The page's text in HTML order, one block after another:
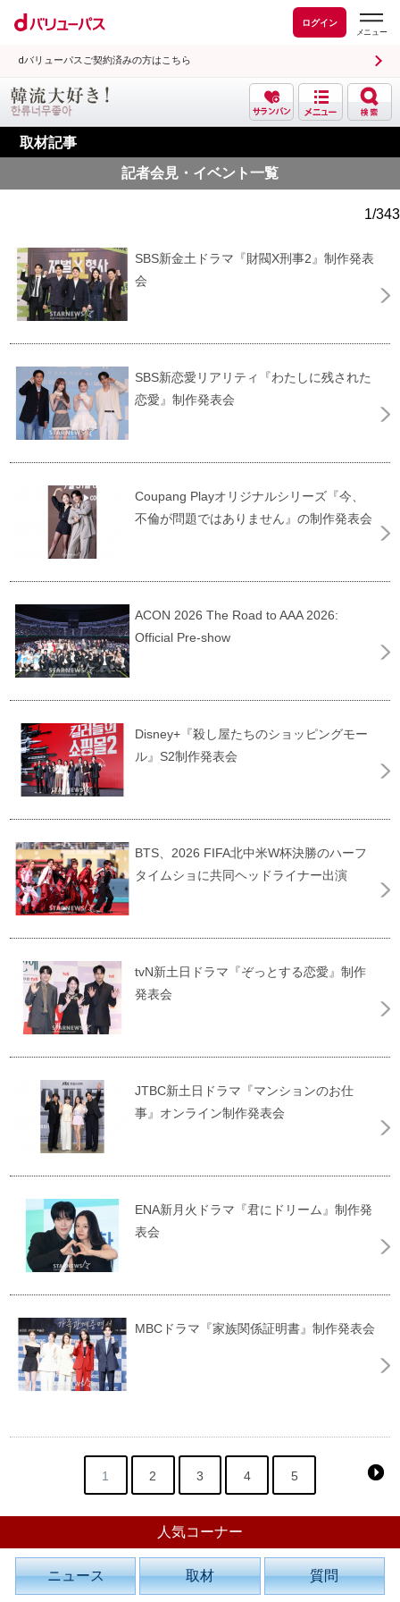
ログイン
dバリューパスご契約済みの方はこちら
取材記事
記者会見・イベント一覧
1/343
SBS新金土ドラマ『財閥X刑事2』制作発表
会
SBS新恋愛リアリティ『わたしに残された
恋愛』制作発表会
Coupang Playオリジナルシリーズ『今、
不倫が問題ではありません』の制作発表会
ACON 2026 The Road to AAA 2026:
Official Pre-show
Disney+『殺し屋たちのショッピングモー
ル』S2制作発表会
BTS、2026 FIFA北中米W杯決勝のハーフ
タイムショに共同ヘッドライナー出演
tvN新土日ドラマ『ぞっとする恋愛』制作
発表会
JTBC新土日ドラマ『マンションのお仕
事』オンライン制作発表会
ENA新月火ドラマ『君にドリーム』制作発
表会
MBCドラマ『家族関係証明書』制作発表会
1 2 3 4 5
人気コーナー
ニュース 取材 質問